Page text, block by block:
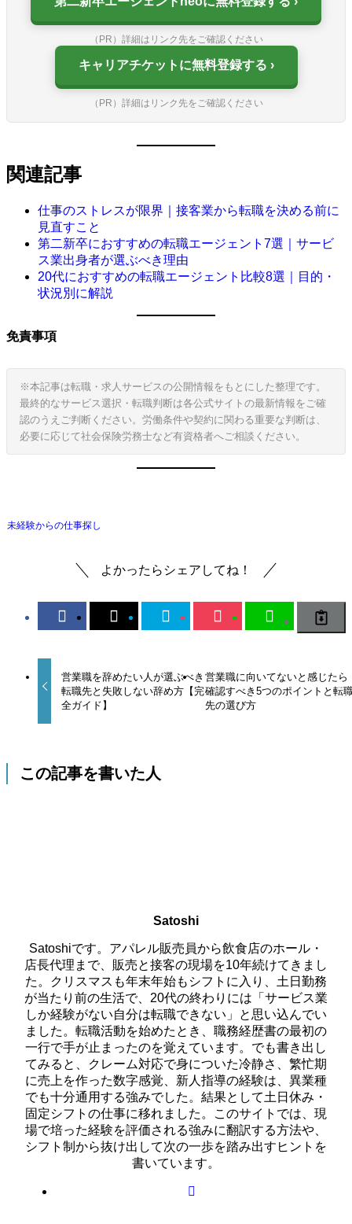
（PR）詳細はリンク先をご確認ください
キャリアチケットに無料登録する
（PR）詳細はリンク先をご確認ください
関連記事
仕事のストレスが限界｜接客業から転職を決める前に
見直すこと
第二新卒におすすめの転職エージェント7選｜サービ
ス業出身者が選ぶべき理由
20代におすすめの転職エージェント比較8選｜目的・
状況別に解説
免責事項
※本記事は転職・求人サービスの公開情報をもとにした整理です。
最終的なサービス選択・転職判断は各公式サイトの最新情報をご確
認のうえご判断ください。労働条件や契約に関わる重要な判断は、
必要に応じて社会保険労務士など有資格者へご相談ください。
未経験からの仕事探し
よかったらシェアしてね！
営業職を辞めたい人が選ぶべき
転職先と失敗しない辞め方【完
全ガイド】
営業職に向いてないと感じたら
確認すべき5つのポイントと転
先の選び方
この記事を書いた人
Satoshi
Satoshiです。アパレル販売員から飲食店のホール・
店長代理まで、販売と接客の現場を10年続けてきまし
た。クリスマスも年末年始もシフトに入り、土日勤務
が当たり前の生活で、20代の終わりには「サービス業
しか経験がない自分は転職できない」と思い込んでい
ました。転職活動を始めたとき、職務経歴書の最初の
一行で手が止まったのを覚えています。でも書き出し
てみると、クレーム対応で身についた冷静さ、繁忙期
に売上を作った数字感覚、新人指導の経験は、異業種
でも十分通用する強みでした。結果として土日休み・
固定シフトの仕事に移れました。このサイトでは、現
場で培った経験を評価される強みに翻訳する方法や、
シフト制から抜け出して次の一歩を踏み出すヒントを
書いています。